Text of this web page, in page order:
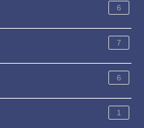
6
7
6
1